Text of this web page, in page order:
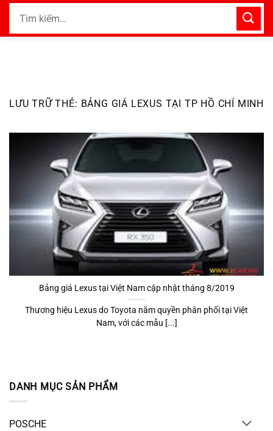
Bỏ
nội
Tìm
LƯU TRỮ THẺ: BẢNG GIÁ LEXUS TẠI TP HỒ CHÍ MINH
DANH MỤC SẢN PHẨM
POSCHE
Bảng giá Lexus tại Việt Nam cập nhật tháng 8/2019
Thương hiệu Lexus do Toyota nắm quyền phân phối tại Việt
Nam, với các mẫu [...]